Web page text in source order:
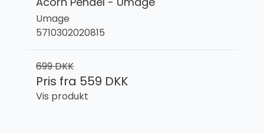
Umage
5710302020815
699 DKK
Pris fra 559 DKK
Vis produkt